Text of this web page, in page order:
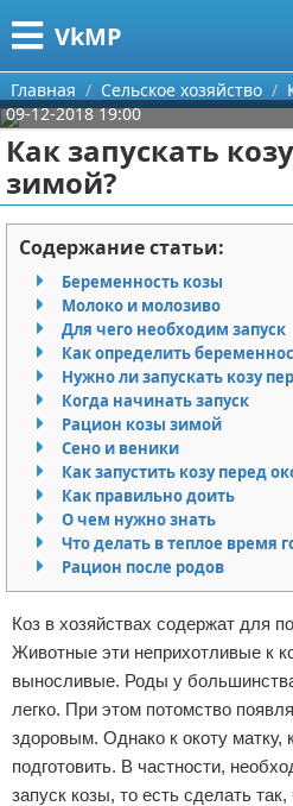
VkMP
Меню
Главная
Категории
Сельское хозяйство
Разное
Идеи бизнеса
Для руководителя
Промышленность
Международный бизнес
Продажи
Начало бизнеса
Обзоры услуг
Самосовершенствование
Деловое общение
Менеджмент
Поиск
О проекте
Контакты
Сотрудничество
Размещение рекламы
Для правообладателей
Условия предоставления
Отказ от ответственности
Главная Сельское хозяйство
09-12-2018 19:00
Как запускать
зимой?
Содержание статьи:
Беременность козы
Молоко и молозиво
Для чего необходим запуск
Как определить
Нужно ли запускать козу
Когда начинать запуск
Рацион козы зимой
Сено и веники
Как запустить козу перед
Как правильно доить
О чем нужно знать
Что делать в теплое время
Рацион после родов
Коз в хозяйствах содержат для
Животные эти неприхотливые к
выносливые. Роды у
легко. При этом потомство
здоровым. Однако к окоту
подготовить. В частности,
запуск козы, то есть сделать